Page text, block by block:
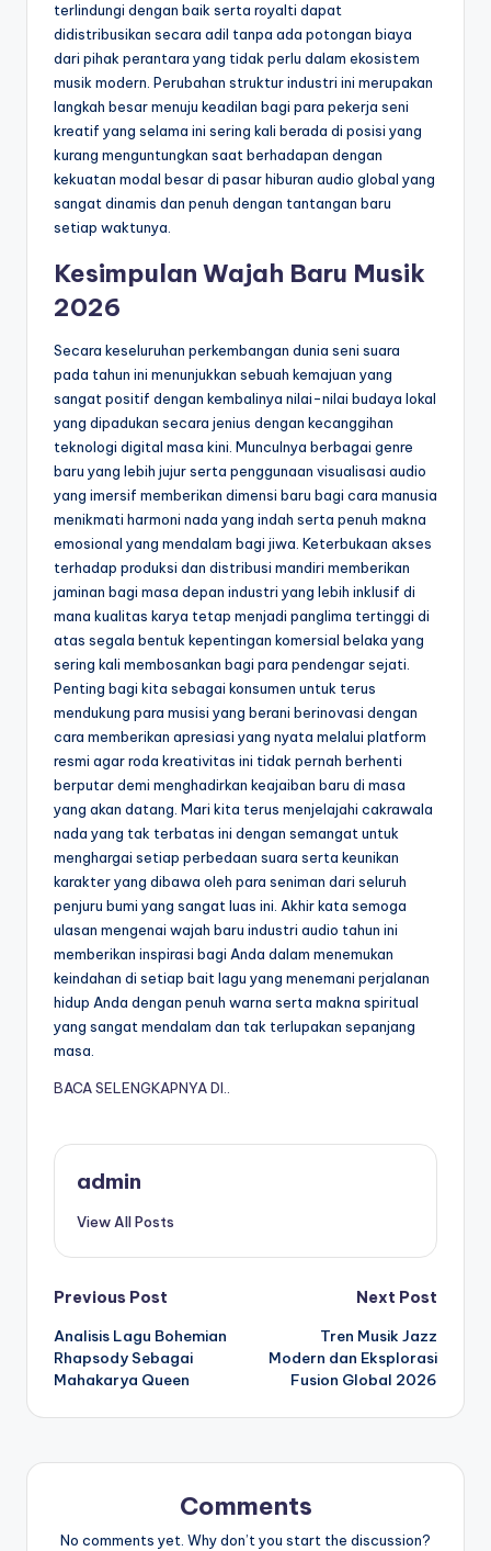
terlindungi dengan baik serta royalti dapat
didistribusikan secara adil tanpa ada potongan biaya
dari pihak perantara yang tidak perlu dalam ekosistem
musik modern. Perubahan struktur industri ini merupakan
langkah besar menuju keadilan bagi para pekerja seni
kreatif yang selama ini sering kali berada di posisi yang
kurang menguntungkan saat berhadapan dengan
kekuatan modal besar di pasar hiburan audio global yang
sangat dinamis dan penuh dengan tantangan baru
setiap waktunya.
Kesimpulan Wajah Baru Musik
2026
Secara keseluruhan perkembangan dunia seni suara
pada tahun ini menunjukkan sebuah kemajuan yang
sangat positif dengan kembalinya nilai-nilai budaya lokal
yang dipadukan secara jenius dengan kecanggihan
teknologi digital masa kini. Munculnya berbagai genre
baru yang lebih jujur serta penggunaan visualisasi audio
yang imersif memberikan dimensi baru bagi cara manusia
menikmati harmoni nada yang indah serta penuh makna
emosional yang mendalam bagi jiwa. Keterbukaan akses
terhadap produksi dan distribusi mandiri memberikan
jaminan bagi masa depan industri yang lebih inklusif di
mana kualitas karya tetap menjadi panglima tertinggi di
atas segala bentuk kepentingan komersial belaka yang
sering kali membosankan bagi para pendengar sejati.
Penting bagi kita sebagai konsumen untuk terus
mendukung para musisi yang berani berinovasi dengan
cara memberikan apresiasi yang nyata melalui platform
resmi agar roda kreativitas ini tidak pernah berhenti
berputar demi menghadirkan keajaiban baru di masa
yang akan datang. Mari kita terus menjelajahi cakrawala
nada yang tak terbatas ini dengan semangat untuk
menghargai setiap perbedaan suara serta keunikan
karakter yang dibawa oleh para seniman dari seluruh
penjuru bumi yang sangat luas ini. Akhir kata semoga
ulasan mengenai wajah baru industri audio tahun ini
memberikan inspirasi bagi Anda dalam menemukan
keindahan di setiap bait lagu yang menemani perjalanan
hidup Anda dengan penuh warna serta makna spiritual
yang sangat mendalam dan tak terlupakan sepanjang
masa.
BACA SELENGKAPNYA DI..
admin
View All Posts
Post
navigation
Previous Post
Analisis Lagu Bohemian
Rhapsody Sebagai
Mahakarya Queen
Next Post
Tren Musik Jazz
Modern dan Eksplorasi
Fusion Global 2026
Comments
No comments yet. Why don’t you start the discussion?